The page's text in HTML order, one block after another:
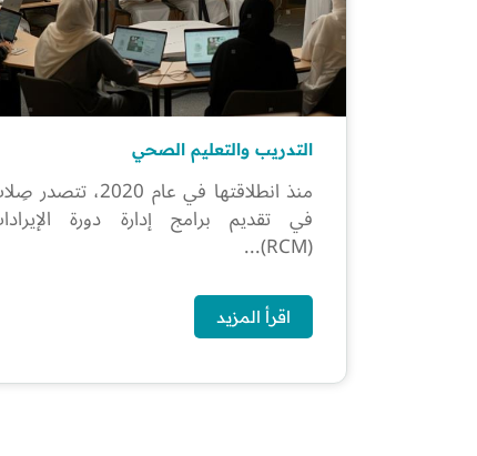
التدريب والتعليم الصحي
منذ انطلاقتها في عام 2020،
في تقديم برامج إدارة دورة
(RCM)...
اقرأ المزيد